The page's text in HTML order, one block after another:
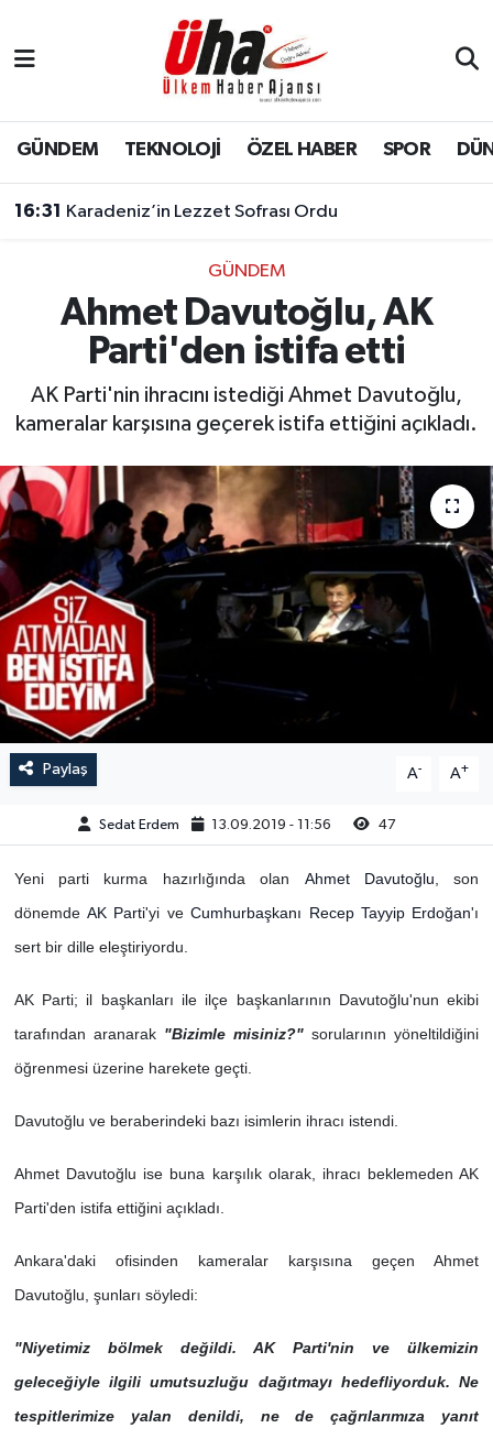
GÜNDEM TEKNOLOJİ ÖZEL HABER SPOR
16:31 Karadeniz’in Lezzet Sofrası Ordu
GÜNDEM
Ahmet Davutoğlu, AK
Parti'den istifa etti
AK Parti'nin ihracını istediği Ahmet Davutoğlu,
kameralar karşısına geçerek istifa ettiğini açıkladı.
Paylaş A- A+
Sedat Erdem 13.09.2019 - 11:56 47
Yeni parti kurma hazırlığında olan Ahmet Davutoğlu , son
dönemdeAK Parti'yi veCumhurbaşkanı Recep Tayyip Erdoğan'ı
sert bir dille eleştiriyordu.
AK Parti; il başkanları ile ilçe başkanlarının Davutoğlu'nun ekibi
tarafından aranarak "Bizimle misiniz?" sorularının yöneltildiğini
öğrenmesi üzerine harekete geçti.
Davutoğlu ve beraberindeki bazı isimlerin ihracı istendi.
Ahmet Davutoğlu ise buna karşılık olarak, ihracı beklemeden AK
Parti'den istifa ettiğini açıkladı.
Ankara'daki ofisinden kameralar karşısına geçen Ahmet
Davutoğlu, şunları söyledi:
"Niyetimiz bölmek değildi. AK Parti'nin ve ülkemizin
geleceğiyle ilgili umutsuzluğu dağıtmayı hedefliyorduk. Ne
tespitlerimize yalan denildi, ne de çağrılarımıza yanıt
İstanbul Nöbetçi Eczaneler
İstanbul Hava Durumu
Süper Lig Puan Durumu ve Fikstür
Tüm Manşetler
Son Dakika Haberleri
Haber Arşivi